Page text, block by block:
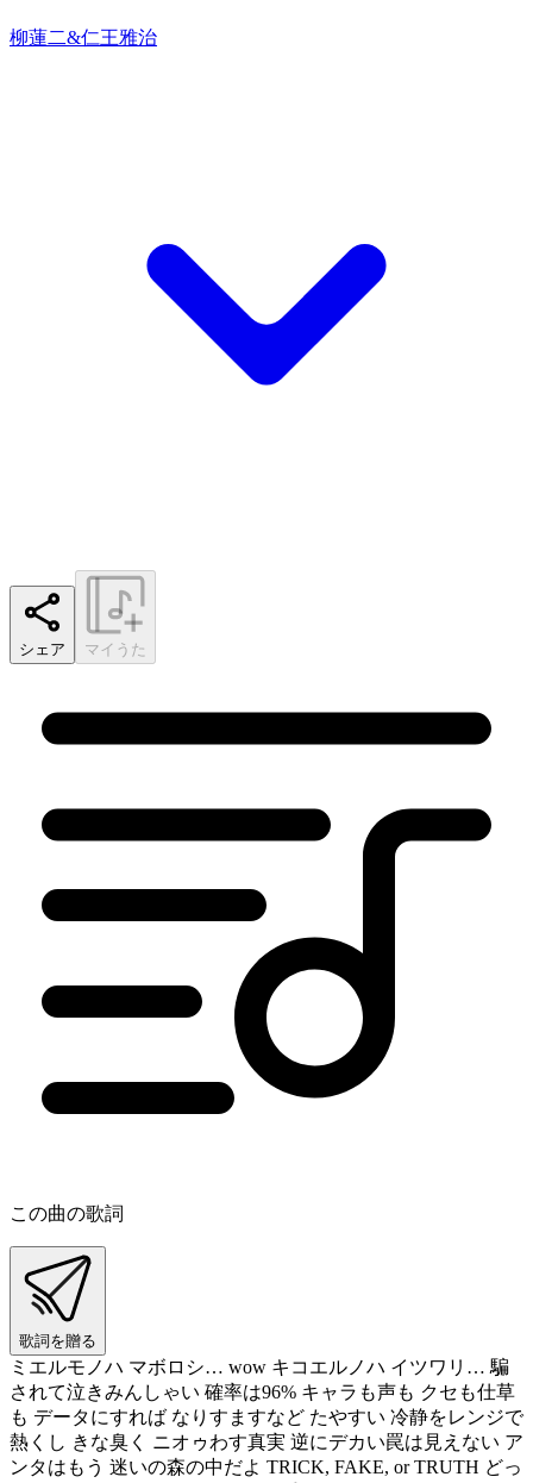
柳蓮二&仁王雅治
シェア マイうた
この曲の歌詞
歌詞を贈る
ミエルモノハ マボロシ… wow キコエルノハ イツワリ… 騙
されて泣きみんしゃい 確率は96% キャラも声も クセも仕草
も データにすれば なりすますなど たやすい 冷静をレンジで
熱くし きな臭く ニオゥわす真実 逆にデカい罠は見えない ア
ンタはもう 迷いの森の中だよ TRICK, FAKE, or TRUTH どっ